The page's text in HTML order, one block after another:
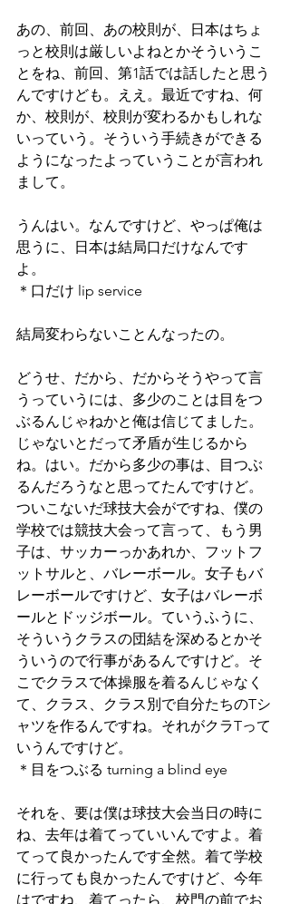
あの、前回、あの校則が、日本はちょ
っと校則は厳しいよねとかそういうこ
とをね、前回、第1話では話したと思う
んですけども。ええ。最近ですね、何
か、校則が、校則が変わるかもしれな
いっていう。そういう手続きができる
ようになったよっていうことが言われ
まして。
うんはい。なんですけど、やっぱ俺は
思うに、日本は結局口だけなんです
よ。
＊口だけ lip service
結局変わらないことんなったの。
どうせ、だから、だからそうやって言
うっていうには、多少のことは目をつ
ぶるんじゃねかと俺は信じてました。
じゃないとだって矛盾が生じるから
ね。はい。だから多少の事は、目つぶ
るんだろうなと思ってたんですけど。
ついこないだ球技大会がですね、僕の
学校では競技大会って言って、もう男
子は、サッカーっかあれか、フットフ
ットサルと、バレーボール。女子もバ
レーボールですけど、女子はバレーボ
ールとドッジボール。ていうふうに、
そういうクラスの団結を深めるとかそ
ういうので行事があるんですけど。そ
こでクラスで体操服を着るんじゃなく
て、クラス、クラス別で自分たちのTシ
ャツを作るんですね。それがクラTって
いうんですけど。
＊目をつぶる turning a blind eye
それを、要は僕は球技大会当日の時に
ね、去年は着てっていいんですよ。着
てって良かったんです全然。着て学校
に行っても良かったんですけど、今年
はですね、着てったら、校門の前でお